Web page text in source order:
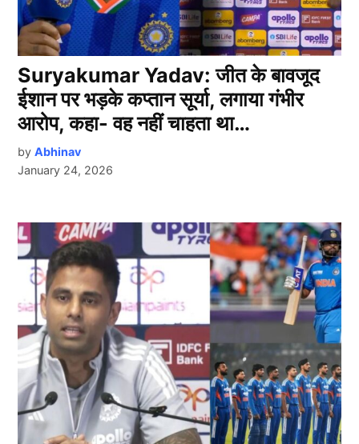
Suryakumar Yadav: जीत के बावजूद
ईशान पर भड़के कप्तान सूर्या, लगाया गंभीर
आरोप, कहा- वह नहीं चाहता था…
by Abhinav
January 24, 2026